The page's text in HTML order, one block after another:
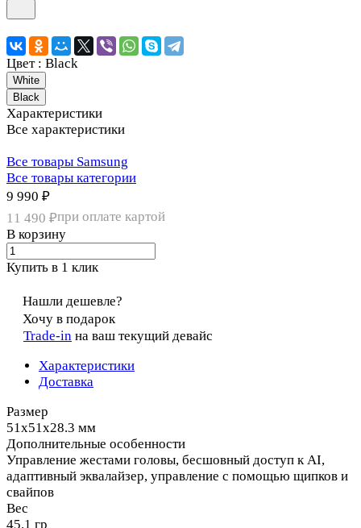
Цвет : Black
White
Black
Характеристики
Все характеристики
Все товары Samsung
Все товары категории
9 990 ₽
11 490 ₽при оплате картой
В корзину
Купить в 1 клик
Нашли дешевле?
Хочу в подарок
Trade-in на ваш текущий девайс
Характеристики
Доставка
Размер
51x51x28.3 мм
Дополнительные особенности
Управление жестами головы, бесшовный доступ к AI,
адаптивный эквалайзер, управление с помощью щипков и
свайпов
Вес
45.1 гр